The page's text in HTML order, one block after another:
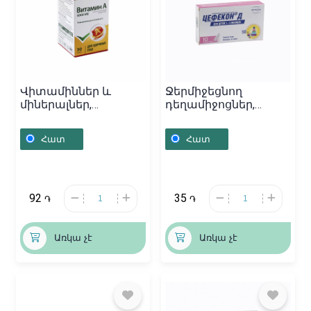
Վիտամիններ և
միներալներ,
«Витамин А», Չեխիա
Հատ
92 ֏
Առկա չէ
Ջերմիջեցնող
դեղամիջոցներ,
50մգ, Ռուսաստան
Հատ
35 ֏
Առկա չէ